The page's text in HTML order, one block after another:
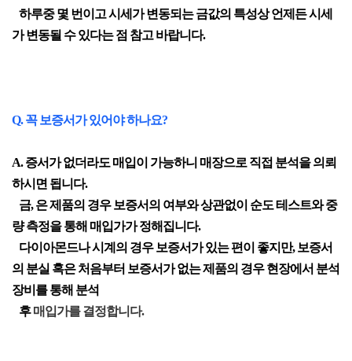
하루중 몇 번이고 시세가 변동되는 금값의 특성상 언제든 시세
가 변동될 수 있다는 점 참고 바랍니다.
Q. 꼭 보증서가 있어야 하나요?
A. 증서가 없더라도 매입이 가능하니 매장으로 직접 분석을 의뢰
하시면 됩니다.
금, 은 제품의 경우 보증서의 여부와 상관없이 순도 테스트와 중
량 측정을 통해 매입가가 정해집니다.
다이아몬드나 시계의 경우 보증서가 있는 편이 좋지만, 보증서
의 분실 혹은 처음부터 보증서가 없는 제품의 경우 현장에서 분석
장비를 통해 분석
후매입가를 결정합니다.